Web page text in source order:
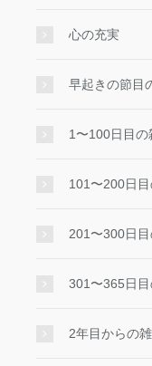
心の充実
早起きの節目
1〜100日目の
101〜200日
201〜300日
301〜365日
2年目からの